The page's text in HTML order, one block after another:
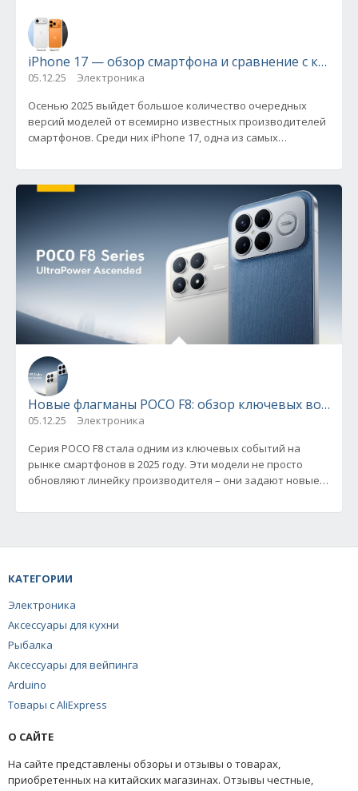
iPhone 17 — обзор смартфона и сравнение с
05.12.25
Электроника
Осенью 2025 выйдет большое количество очередных
версий моделей от всемирно известных производителей
смартфонов. Среди них iPhone 17, одна из самых
Новые флагманы POCO F8: обзор ключевых
05.12.25
Электроника
Серия POCO F8 стала одним из ключевых событий на
рынке смартфонов в 2025 году. Эти модели не просто
обновляют линейку производителя – они задают новые
КАТЕГОРИИ
Электроника
Аксессуары для кухни
Рыбалка
Аксессуары для вейпинга
Arduino
Товары с AliExpress
О САЙТЕ
На сайте представлены обзоры и отзывы о товарах,
приобретенных на китайских магазинах. Отзывы честные,